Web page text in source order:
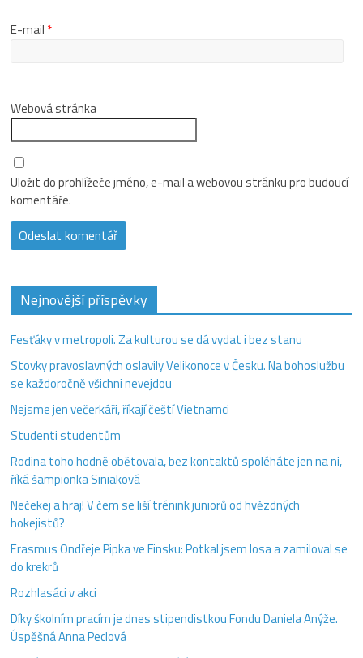
E-mail *
Webová stránka
Uložit do prohlížeče jméno, e-mail a webovou stránku pro budoucí
komentáře.
Nejnovější příspěvky
Fesťáky v metropoli. Za kulturou se dá vydat i bez stanu
Stovky pravoslavných oslavily Velikonoce v Česku. Na bohoslužbu
se každoročně všichni nevejdou
Nejsme jen večerkáři, říkají čeští Vietnamci
Studenti studentům
Rodina toho hodně obětovala, bez kontaktů spoléháte jen na ni,
říká šampionka Siniaková
Nečekej a hraj! V čem se liší trénink juniorů od hvězdných
hokejistů?
Erasmus Ondřeje Pipka ve Finsku: Potkal jsem losa a zamiloval se
do krekrů
Rozhlasáci v akci
Díky školním pracím je dnes stipendistkou Fondu Daniela Anýže.
Úspěšná Anna Peclová